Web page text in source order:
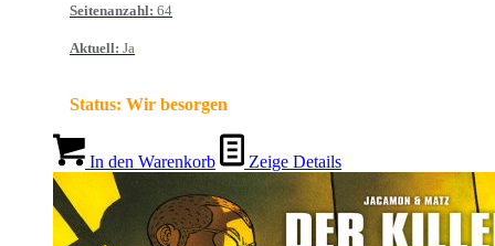
Seitenanzahl: 64
Aktuell: Ja
Status: Wir besorgen
In den Warenkorb Zeige Details